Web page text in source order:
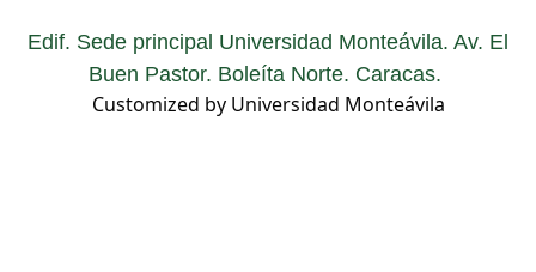
Edif. Sede principal Universidad Monteávila. Av. El
Buen Pastor. Boleíta Norte. Caracas.
Customized by Universidad Monteávila